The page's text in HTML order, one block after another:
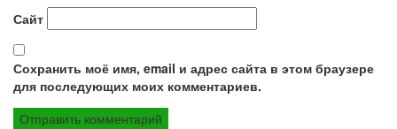
Сайт
Сохранить моё имя, email и адрес сайта в этом браузере
для последующих моих комментариев.